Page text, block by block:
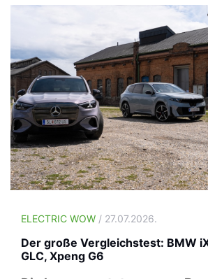
ELECTRIC WOW / 27.07.2026.
Der große Vergleichstest: BMW
GLC, Xpeng G6